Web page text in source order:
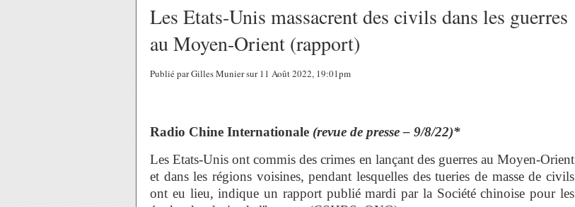
Les Etats-Unis massacrent des civils dans les guerres
au Moyen-Orient (rapport)
Publié par Gilles Munier sur 11 Août 2022, 19:01pm
Radio Chine Internationale (revue de presse – 9/8/22)*
Les Etats-Unis ont commis des crimes en lançant des guerres au Moyen-Orient
et dans les régions voisines, pendant lesquelles des tueries de masse de civils
ont eu lieu, indique un rapport publié mardi par la Société chinoise pour les